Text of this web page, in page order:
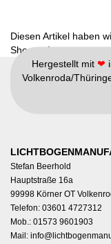
Diesen Artikel haben
Shop aufgenommen.
Hergestellt mit ❤
Volkenroda/
Stefan Beerhold
Hauptstraße 16a
99998 Körner OT
Telefon: 03601 4727312
Mob.: 01573 9601903
Mail: